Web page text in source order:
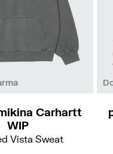
S
Carhartt
WIP
Vista Sweat